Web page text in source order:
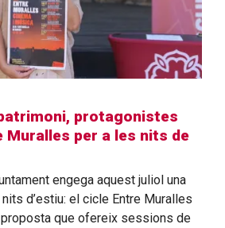
protagonistes
Muralles per a les nits de
engega aquest juliol una
d’estiu: el cicle Entre Muralles
que ofereix sessions de